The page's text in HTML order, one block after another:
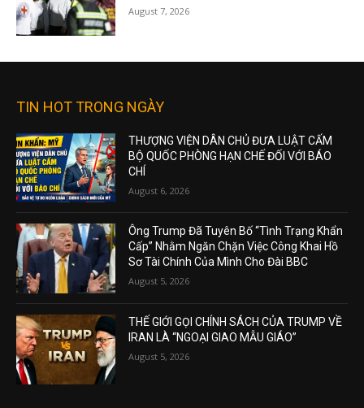
August 7, 2026
TIN HOT TRONG NGÀY
THƯỢNG VIỆN DÂN CHỦ ĐƯA LUẬT CẤM
BỘ QUỐC PHÒNG HẠN CHẾ ĐỐI VỚI BÁO
CHÍ
August 6, 2026
Ông Trump Đã Tuyên Bố “Tình Trạng Khẩn
Cấp” Nhằm Ngăn Chặn Việc Công Khai Hồ
Sơ Tài Chính Của Mình Cho Đài BBC
August 5, 2026
THẾ GIỚI GỌI CHÍNH SÁCH CỦA TRUMP VỀ
IRAN LÀ “NGOẠI GIAO MẪU GIÁO”
August 5, 2026